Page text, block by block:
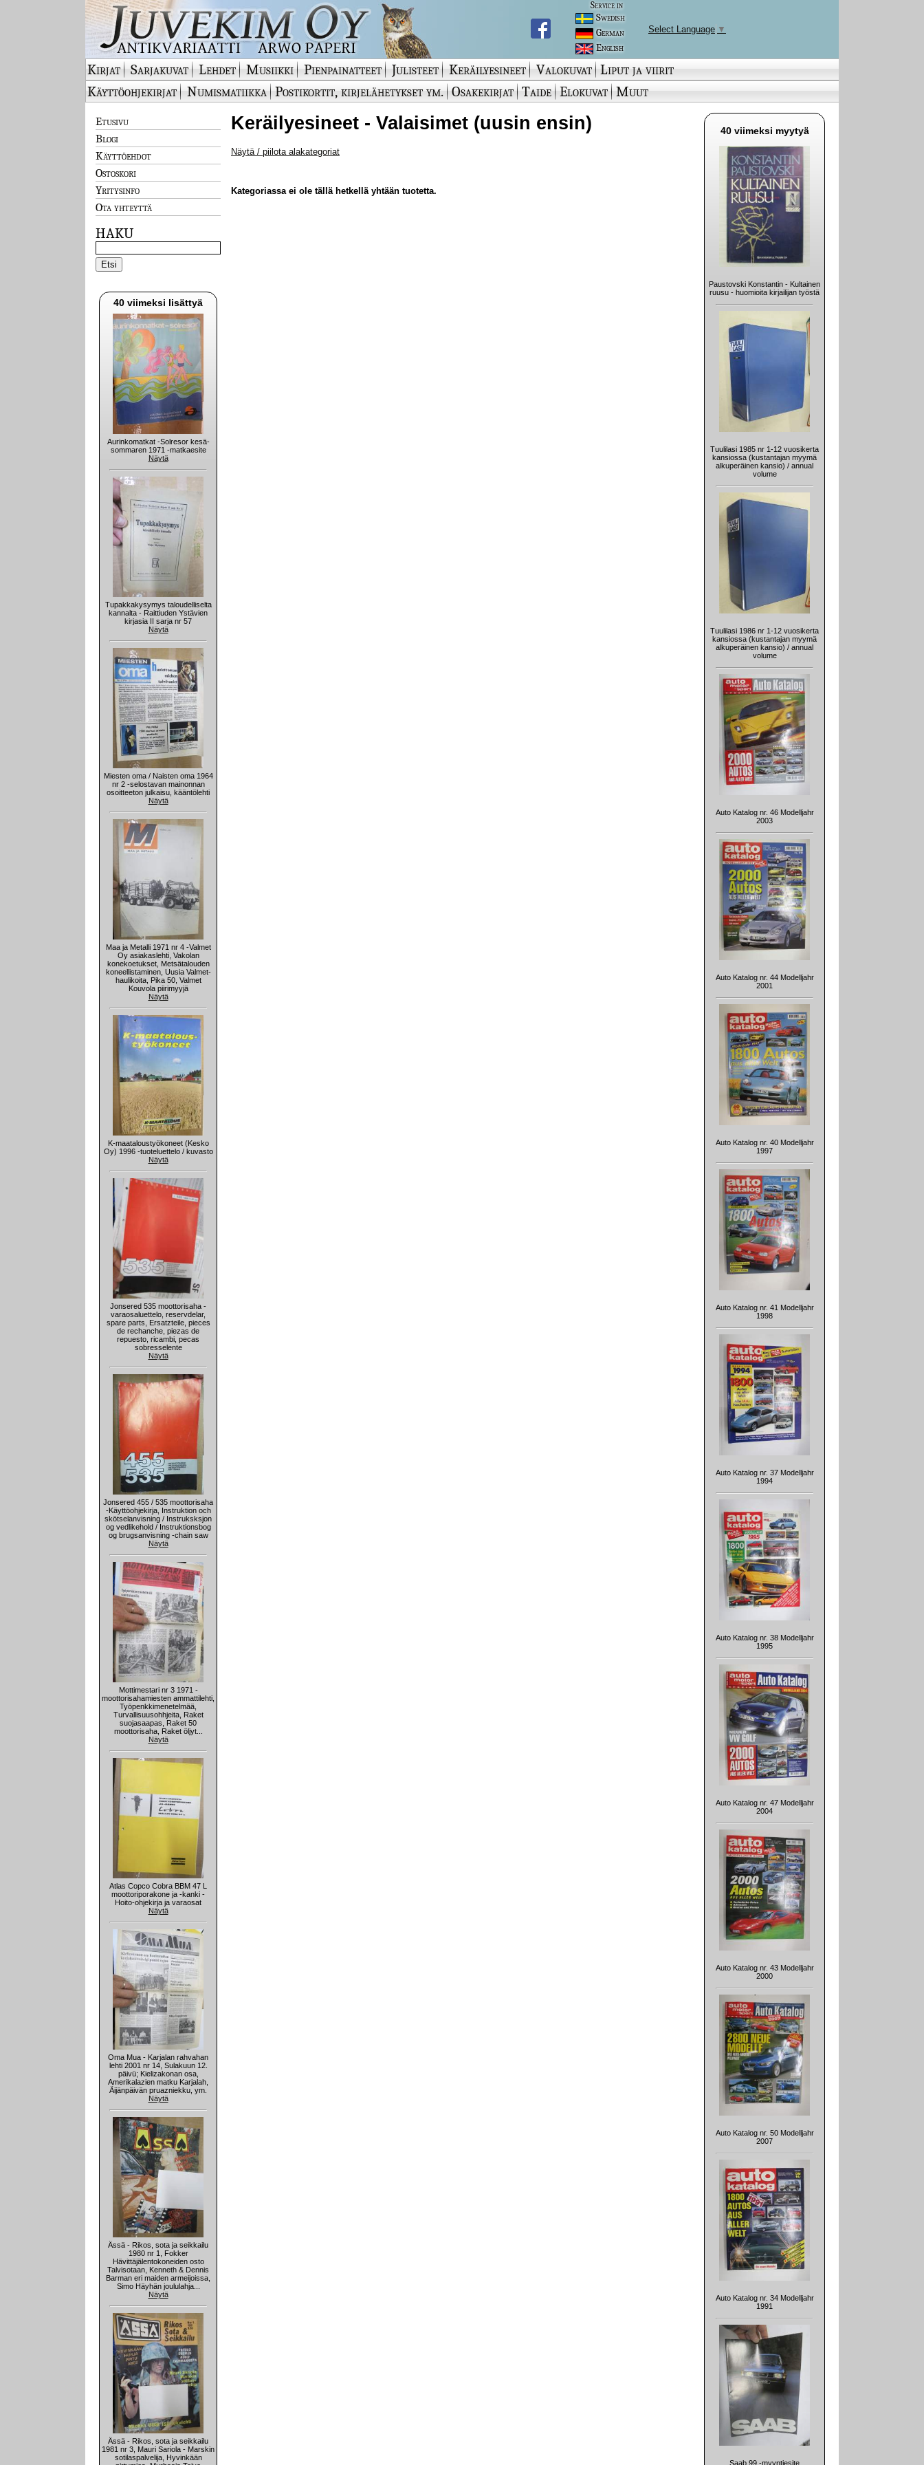
Service in
Swedish
German
English
Select Language ▼
Kirjat Sarjakuvat Lehdet Musiikki Pienpainatteet Julisteet Keräilyesineet Valokuvat Liput ja viirit
Käyttöohjekirjat
Numismatiikka Postikortit, kirjelähetykset ym. Osakekirjat Taide Elokuvat Muut
Etusivu
Blogi
Käyttöehdot
Ostoskori
Yritysinfo
Ota yhteyttä
HAKU
40 viimeksi lisättyä
Aurinkomatkat -Solresor kesä-
sommaren 1971 -matkaesite
Näytä
Tupakkakysymys taloudelliselta
kannalta - Raittiuden Ystävien
kirjasia II sarja nr 57
Näytä
Miesten oma / Naisten oma 1964
nr 2 -selostavan mainonnan
osoitteeton julkaisu, kääntölehti
Näytä
Maa ja Metalli 1971 nr 4 -Valmet
Oy asiakaslehti, Vakolan
konekoetukset, Metsätalouden
koneellistaminen, Uusia Valmet-
haulikoita, Pika 50, Valmet
Kouvola piirimyyjä
Näytä
K-maataloustyökoneet (Kesko
Oy) 1996 -tuoteluettelo / kuvasto
Näytä
Jonsered 535 moottorisaha -
varaosaluettelo, reservdelar,
spare parts, Ersatzteile, pieces
de rechanche, piezas de
repuesto, ricambi, pecas
sobresselente
Näytä
Jonsered 455 / 535 moottorisaha
-Käyttöohjekirja, Instruktion och
skötselanvisning / Instruksksjon
og vedlikehold / Instruktionsbog
og brugsanvisning -chain saw
Näytä
Mottimestari nr 3 1971 -
moottorisahamiesten ammattilehti,
Työpenkkimenetelmää,
Turvallisuusohhjeita, Raket
suojasaapas, Raket 50
moottorisaha, Raket öljyt...
Näytä
Atlas Copco Cobra BBM 47 L
moottoriporakone ja -kanki -
Hoito-ohjekirja ja varaosat
Näytä
Oma Mua - Karjalan rahvahan
lehti 2001 nr 14, Sulakuun 12.
päivü; Kielizakonan osa,
Amerikalazien matku Karjalah,
Äijänpäivän pruazniekku, ym.
Näytä
Ässä - Rikos, sota ja seikkailu
1980 nr 1, Fokker
Hävittäjälentokoneiden osto
Talvisotaan, Kenneth & Dennis
Barman eri maiden armeijoissa,
Simo Häyhän joululahja...
Näytä
Ässä - Rikos, sota ja seikkailu
1981 nr 3, Mauri Sariola - Marskin
sotilaspalvelija, Hyvinkään
Keräilyesineet - Valaisimet (uusin ensin)
Näytä / piilota alakategoriat
Kategoriassa ei ole tällä hetkellä yhtään tuotetta.
40 viimeksi myytyä
Paustovski Konstantin - Kultainen
ruusu - huomioita kirjailijan työstä
Tuulilasi 1985 nr 1-12 vuosikerta
kansiossa (kustantajan myymä
alkuperäinen kansio) / annual
volume
Tuulilasi 1986 nr 1-12 vuosikerta
kansiossa (kustantajan myymä
alkuperäinen kansio) / annual
volume
Auto Katalog nr. 46 Modelljahr
2003
Auto Katalog nr. 44 Modelljahr
2001
Auto Katalog nr. 40 Modelljahr
1997
Auto Katalog nr. 41 Modelljahr
1998
Auto Katalog nr. 37 Modelljahr
1994
Auto Katalog nr. 38 Modelljahr
1995
Auto Katalog nr. 47 Modelljahr
2004
Auto Katalog nr. 43 Modelljahr
2000
Auto Katalog nr. 50 Modelljahr
2007
Auto Katalog nr. 34 Modelljahr
1991
Saab 99 -myyntiesite